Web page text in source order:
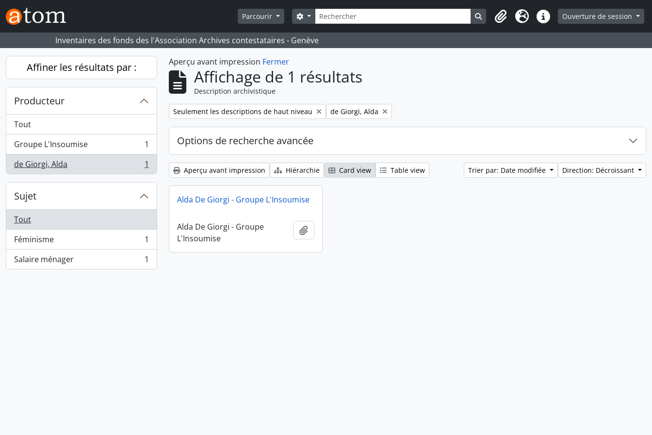
Skip to main content
Parcourir
Rechercher
Search options Search in browse page
Presse-papier
LangueLiens rapidesOuverture de session
Inventaires des fonds des l'Association Archives contestataires - Genève
Affiner les résultats par :
Producteur
Tout
Groupe L'Insoumise
, 1 résultats
1
de Giorgi, Alda
, 1 résultats 1
Sujet
Tout
Féminisme
, 1 résultats
1
Salaire ménager
, 1 résultats 1
Aperçu avant impression Fermer
Affichage de 1 résultats
Description archivistique
Remove filter:
Seulement les descriptions de haut niveau Remove filter:
de Giorgi, Alda
Options de recherche avancée
Aperçu avant impression Hiérarchie Card view Table view Trier par: Date modifiée Direction: Décroissant
Alda De Giorgi - Groupe L'Insoumise
Alda De Giorgi - Groupe
L'Insoumise